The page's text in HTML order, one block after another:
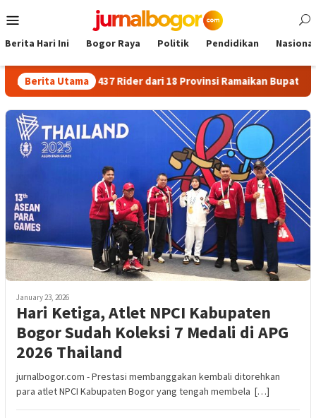
to
Menu
Berita Hari Ini Bogor Raya Politik Pendidikan Nasional
Berita Utama437 Rider dari 18 Provinsi Ramaikan Bupati Cup 2026
January 23, 2026
Hari Ketiga, Atlet NPCI Kabupaten
Bogor Sudah Koleksi 7 Medali di APG
2026 Thailand
jurnalbogor.com - Prestasi membanggakan kembali ditorehkan
para atlet NPCI Kabupaten Bogor yang tengah membela […]